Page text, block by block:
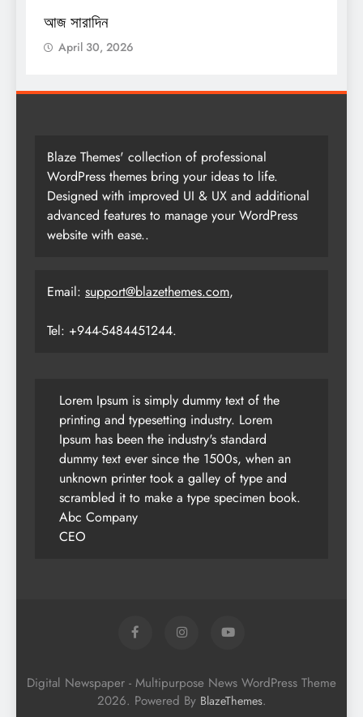
আজ সারাদিন
April 30, 2026
Blaze Themes' collection of professional
WordPress themes bring your ideas to life.
Designed with improved UI & UX and additional
advanced features to manage your WordPress
website with ease..
Email: support@blazethemes.com,
Tel: +944-5484451244.
Lorem Ipsum is simply dummy text of the
printing and typesetting industry. Lorem
Ipsum has been the industry's standard
dummy text ever since the 1500s, when an
unknown printer took a galley of type and
scrambled it to make a type specimen book.
Abc Company
CEO
Digital Newspaper - Multipurpose News WordPress Theme
2026. Powered By BlazeThemes.